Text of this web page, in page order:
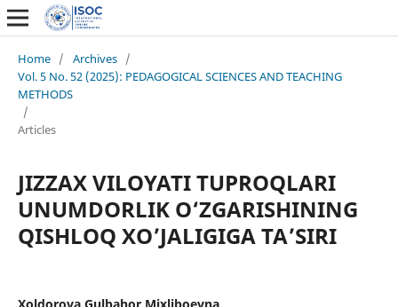
Home / Archives /
Vol. 5 No. 52 (2025): PEDAGOGICAL SCIENCES AND TEACHING
METHODS
/
Articles
JIZZAX VILOYATI TUPROQLARI
UNUMDORLIK O‘ZGARISHINING
QISHLOQ XO’JALIGIGA TA’SIRI